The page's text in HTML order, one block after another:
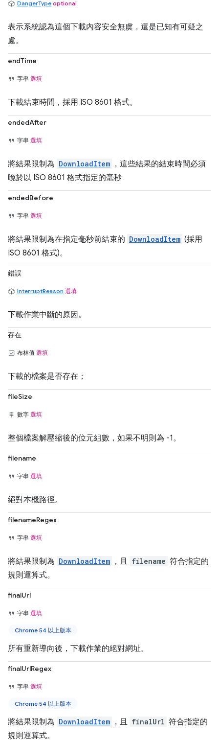
DangerType optional
表示系統認為這個下載內容安全無虞，還是已知有可疑之
處。
endTime
字串 選填
下載結束時間，採用 ISO 8601 格式。
endedAfter
字串 選填
將結果限制為 DownloadItem ，這些結果的結束時間必須
晚於以 ISO 8601 格式指定的毫秒
endedBefore
字串 選填
將結果限制為在指定毫秒前結束的 DownloadItem (採用
ISO 8601 格式)。
錯誤
InterruptReason 選填
下載作業中斷的原因。
存在
布林值 選填
下載的檔案是否存在；
fileSize
數字 選填
整個檔案解壓縮後的位元組數，如果不明則為 -1。
filename
字串 選填
絕對本機路徑。
filenameRegex
字串 選填
將結果限制為 DownloadItem ，且 filename 符合指定的
規則運算式。
finalUrl
字串 選填
Chrome 54 以上版本
所有重新導向後，下載作業的絕對網址。
finalUrlRegex
字串 選填
Chrome 54 以上版本
將結果限制為 DownloadItem ，且 finalUrl 符合指定的
規則運算式。